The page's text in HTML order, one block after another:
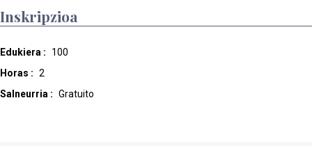
Inskripzioa
Edukiera :
100
Horas : 2
Salneurria : Gratuito